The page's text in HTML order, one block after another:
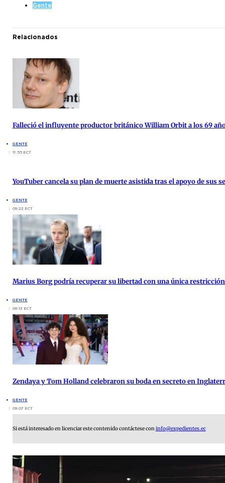
Gente
Relacionados
Falleció el influyente productor británico William Orbit a los 69
GENTE
11:55 ECT
YouTuber cancela su plan de muerte asistida tras el apoyo de sus
GENTE
09:22 ECT
Marius Borg podría recuperar su libertad con una única
GENTE
09:13 ECT
Zendaya y Tom Holland celebraron su boda en secreto en
GENTE
09:07 ECT
Si está interesado en licenciar este contenido contáctese coninfo@expedientes.ec